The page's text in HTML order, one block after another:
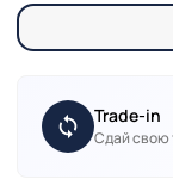
Trade-in
Сдай свою